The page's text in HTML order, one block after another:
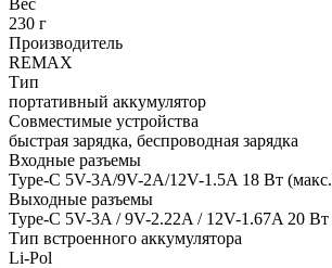
230 г
Производитель
REMAX
Тип
портативный аккумулятор
Совместимые устройства
быстрая зарядка, беспроводная зарядка
Входные разъемы
Type-C 5V-3A/9V-2A/12V-1.5A 18 Вт
Выходные разъемы
Type-C 5V-3A / 9V-2.22A / 12V-1.67A 20 Вт
Тип встроенного аккумулятора
Li-Pol